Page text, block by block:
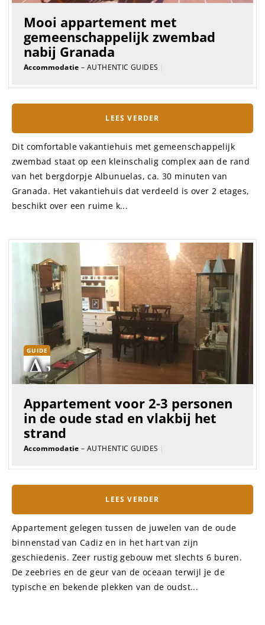
Mooi appartement met
gemeenschappelijk zwembad
nabij Granada
Accommodatie – AUTHENTIC GUIDES |
LEES VERDER
Dit comfortable vakantiehuis met gemeenschappelijk
zwembad staat op een kleinschalig complex aan de rand
van het bergdorpje Albunuelas, ca. 30 minuten van
Granada. Het vakantiehuis dat verdeeld is over 2 etages,
beschikt over een ruime k...
GUIDE
Appartement voor 2-3 personen
in de oude stad en vlakbij het
strand
Accommodatie – AUTHENTIC GUIDES |
LEES VERDER
Appartement gelegen tussen de juwelen van de oude
binnenstad van Cadiz en in het hart van zijn
geschiedenis. Zeer rustig gebouw met slechts 6 buren.
De zeebries en de geur van de oceaan terwijl je de
typische en bekende plekken van de oudst...